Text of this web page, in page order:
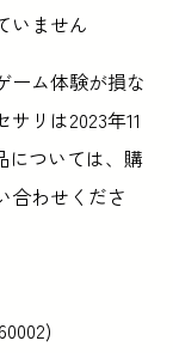
いません
ーム体験が損な
リは2023年11
については、購
合わせくださ